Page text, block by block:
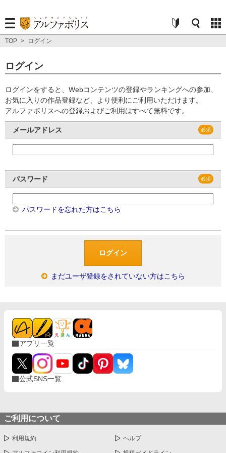
TOP > ログイン
ログイン
ログインをすると、Webコンテンツの登録やランキングへの参加、
お気に入りの作品登録など、より便利にご利用いただけます。
アルファポリスへの登録およびご利用はすべて無料です。
メールアドレス
パスワード
パスワードを忘れた方はこちら
まだユーザ登録をされていない方はこちら
アプリ一覧
公式SNS一覧
ご利用について
利用規約 ヘルプ